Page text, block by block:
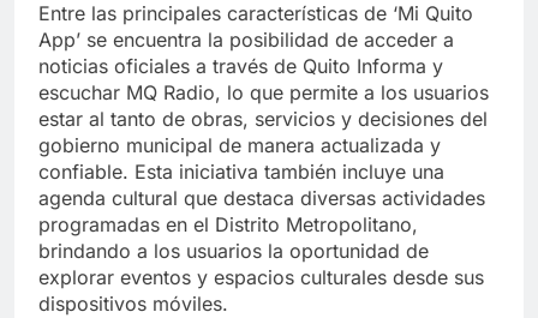
Entre las principales características de ‘Mi Quito
App’ se encuentra la posibilidad de acceder a
noticias oficiales a través de Quito Informa y
escuchar MQ Radio, lo que permite a los usuarios
estar al tanto de obras, servicios y decisiones del
gobierno municipal de manera actualizada y
confiable. Esta iniciativa también incluye una
agenda cultural que destaca diversas actividades
programadas en el Distrito Metropolitano,
brindando a los usuarios la oportunidad de
explorar eventos y espacios culturales desde sus
dispositivos móviles.